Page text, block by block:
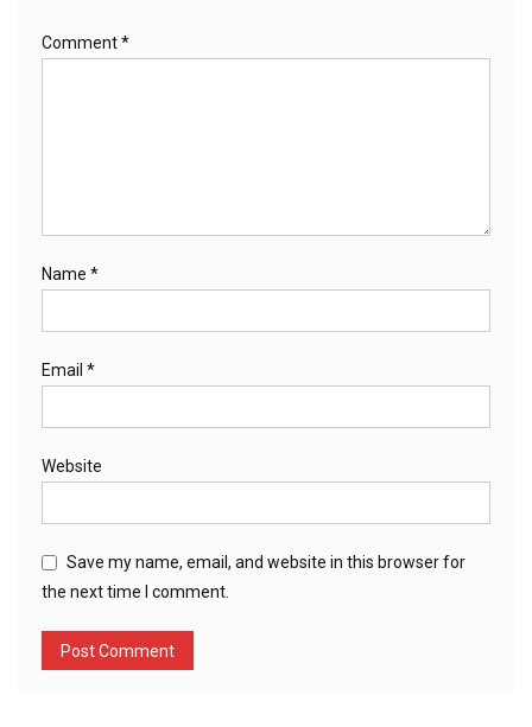
Comment*
Name *
Email *
Website
Save my name, email, and website in this browser for
the next time I comment.